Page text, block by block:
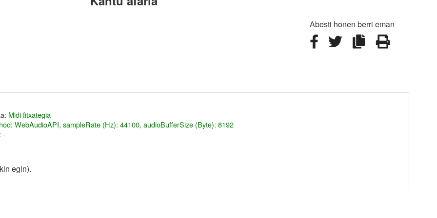
Abesti honen berri eman
Midi fitxategia
WebAudioAPI, sampleRate (Hz): 44100, audioBufferSize (Byte): 8192
-
egin).